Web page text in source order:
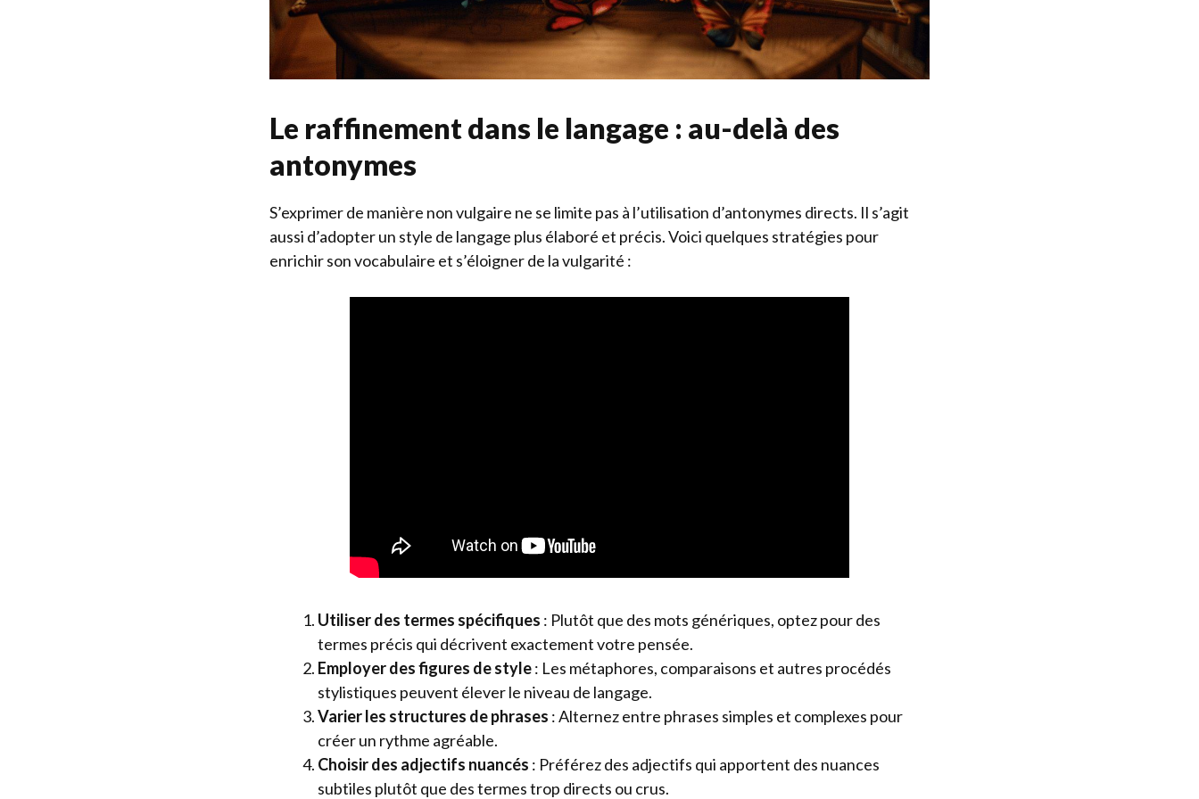
Le raffinement dans le langage : au-delà des
antonymes
S’exprimer de manière non vulgaire ne se limite pas à l’utilisation d’antonymes directs. Il s’agit
aussi d’adopter un style de langage plus élaboré et précis. Voici quelques stratégies pour
enrichir son vocabulaire et s’éloigner de la vulgarité :
Utiliser des termes spécifiques : Plutôt que des mots génériques, optez pour des
termes précis qui décrivent exactement votre pensée.
Employer des figures de style: Les métaphores, comparaisons et autres procédés
stylistiques peuvent élever le niveau de langage.
Varier les structures de phrases : Alternez entre phrases simples et complexes pour
créer un rythme agréable.
Choisir des adjectifs nuancés : Préférez des adjectifs qui apportent des nuances
subtiles plutôt que des termes trop directs ou crus.